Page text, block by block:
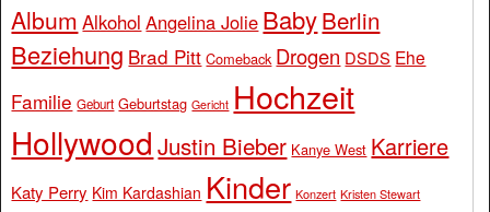
Album Alkohol Angelina Jolie BabyBerlin
Beziehung Brad Pitt Comeback Drogen DSDS Ehe
Familie Geburt Geburtstag Gericht Hochzeit
Hollywood Justin Bieber Kanye West Karriere
Katy Perry Kim Kardashian Kinder Konzert Kristen Stewart